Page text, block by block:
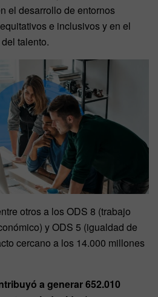
el desarrollo de entornos
e inclusivos y en el
talento.
otros a los ODS 8 (trabajo
y ODS 5 (igualdad de
cercano a los 14.000 millones
a generar 652.010